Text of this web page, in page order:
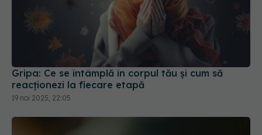
Gripa: Ce se întâmplă în corpul tău și cum să
reacționezi la fiecare etapă
19 noi 2025, 22:05